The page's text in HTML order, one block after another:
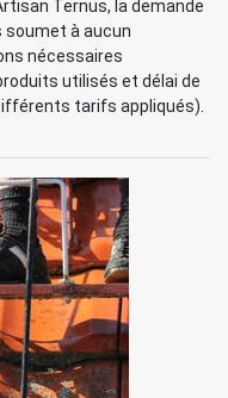
Ternus, la demande
soumet à aucun
nécessaires
utilisés et délai de
tarifs appliqués).